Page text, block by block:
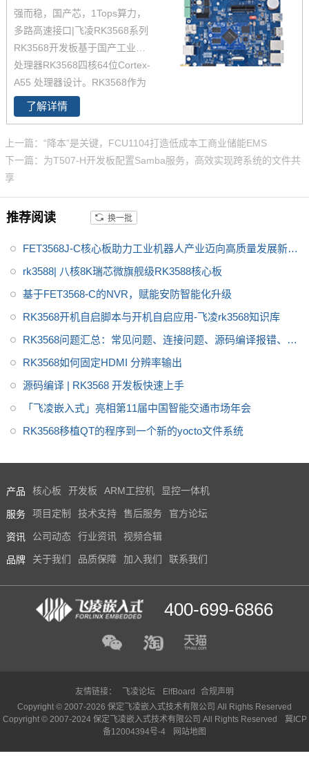
SoC， 飞凌RK3568核心板主要
面向工业互联网、HMI、NVR存
储、车载中控、工业网关等领
域。目前RK3568系列已经批量
稳定出货
强而稳，国产芯，1Tops算力，
多路高速接口|飞凌RK3568系列
RK3568开发板基于国产工业级AI
处理器RK3568四核64位Cortex-
A55 处理器设计。RK3568作为
国产化高性能处理器，瑞芯微RK
3568芯片是一款定位中高端的通
一款定位中高端的通用型SoC，
NPU达到1Tops，飞凌RK3568系
图等，
了解详情
上一篇：“降本”是关键，FCU1104打造低成本工商业储能EMS
下一篇：为T507-H开发板配置Samba服务，高效实现跨系统的文件共
享
推荐阅读 换一批
FET3568J-C核心板助力工业机器人产业迈向高质量发展新阶
段
rk3588| 八核8K瑞芯微旗舰级RK3588核心板
基于FET3568-C的NVR，赋能安防智能化升级
RK3568开机自启脚本与开机自启应用-飞凌rk3568知识库
RK3568问题汇总：常见问题、连接问题、源码编译报错、显
示问题、PCIE问题
RK3568如何固定HDMI 分辨率输出
源码编译 | RK3568 开发板快速上手
「飞凌嵌入式」亮相第11届中国智能交通市场年会
RK3568移植QT的程序到一个新的yocto文件系统
产品 核心板 开发板 ARM工控机 显控一体机
服务 项目定制 技术支持 售后服务 官方论坛
资讯 公司动态 行业资讯 视频合辑
品牌 关于我们 品质保障 加入我们 联系我们
400-699-6866
友情链接： 飞凌论坛 ElfBoard
合规声明
Copyright © 2007-2026 保定飞凌嵌入式技术有限公司 All Rights Reserved
Copyright © 2007-2024 保定飞凌嵌入式技术有限公司 All Rights Reserved
冀ICP
备12004394号-4
网站地图